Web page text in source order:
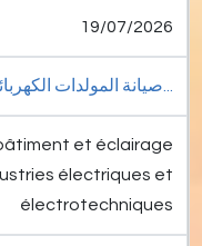
19/07/2026
صيانة المولدات الكهربائية...
et éclairage
électriques et
électrotechniques